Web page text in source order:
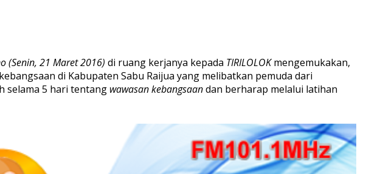
(Senin, 21 Maret 2016) di ruang kerjanya kepada TIRILOLOKmengemukakan,
di Kabupaten Sabu Raijua yang melibatkan pemuda dari
selama 5 hari tentang wawasan kebangsaandan berharap melalui latihan